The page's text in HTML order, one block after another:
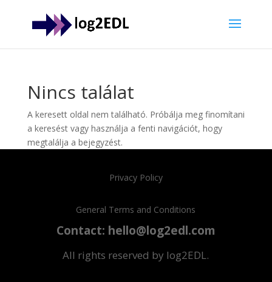
Nincs találat
A keresett oldal nem található. Próbálja meg finomítani
a keresést vagy használja a fenti navigációt, hogy
megtalálja a bejegyzést.
Privacy Policy
General Terms and Conditions
Contact: hello@log2edl.com
All rights reserved by log2EDL.